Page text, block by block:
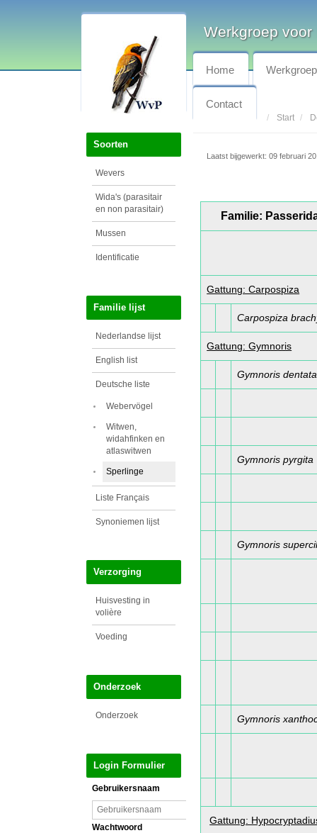
Soorten
Wevers
Wida's (parasitair
en non parasitair)
Mussen
Identificatie
Familie lijst
Nederlandse lijst
English list
Deutsche liste
Webervögel
Witwen,
widahfinken en
atlaswitwen
Sperlinge
Liste Français
Synoniemen lijst
Verzorging
Huisvesting in
volière
Voeding
Onderzoek
Onderzoek
Login Formulier
Gebruikersnaam
Wachtwoord
Werkgroep voor
Home Werkgroep
Contact
Start
Laatst bijgewerkt: 09 februari
Familie:
Gattung: Carpospiza
Carpospiza
Gattung: Gymnoris
Gymnoris dentata
Gymnoris pyrgita
Gymnoris
Gymnoris
Gattung: